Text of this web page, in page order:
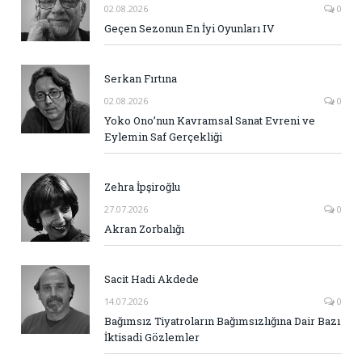
02.08.2026 0
Geçen Sezonun En İyi Oyunları IV
Serkan Fırtına
02.08.2026 0
Yoko Ono’nun Kavramsal Sanat Evreni ve
Eylemin Saf Gerçekliği
Zehra İpşiroğlu
27.07.2026 0
Akran Zorbalığı
Sacit Hadi Akdede
14.07.2026 0
Bağımsız Tiyatroların Bağımsızlığına Dair Bazı
İktisadi Gözlemler